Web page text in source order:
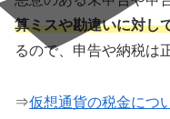
算ミスや勘違いに対し
るので、申告や納税は
⇒仮想通貨の税金につ